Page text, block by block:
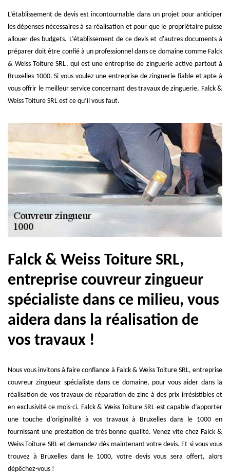
L’établissement de devis est incontournable dans un projet pour anticiper
les dépenses nécessaires à sa réalisation et pour que le propriétaire puisse
allouer des budgets. L’établissement de ce devis et d'autres documents à
préparer doit être confié à un professionnel dans ce domaine comme Falck
& Weiss Toiture SRL, qui est une entreprise de zinguerie active partout à
Bruxelles 1000. Si vous voulez une entreprise de zinguerie fiable et apte à
vous offrir le meilleur service concernant des travaux de zinguerie, Falck &
Weiss Toiture SRL est ce qu’il vous faut.
Falck & Weiss Toiture SRL,
entreprise couvreur zingueur
spécialiste dans ce milieu, vous
aidera dans la réalisation de
vos travaux !
Nous vous invitons à faire confiance à Falck & Weiss Toiture SRL, entreprise
couvreur zingueur spécialiste dans ce domaine, pour vous aider dans la
réalisation de vos travaux de réparation de zinc à des prix irrésistibles et
en exclusivité ce mois-ci. Falck & Weiss Toiture SRL est capable d’apporter
une touche d’originalité à vos travaux à Bruxelles dans le 1000 en
fournissant une prestation de très bonne qualité. Venez vite chez Falck &
Weiss Toiture SRL et demandez dès maintenant votre devis. Et si vous vous
trouvez à Bruxelles dans le 1000, votre devis vous sera offert, alors
dépêchez-vous !